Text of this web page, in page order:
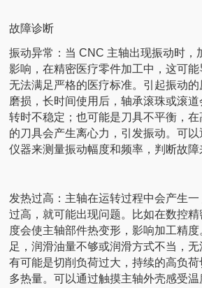
故障诊断
振动异常：当 CNC 主轴出现振动时，
影响，在精密医疗零件加工中，这可能
无法满足严格的医疗标准。引起振动
磨损，长时间使用后，轴承滚珠或滚
转时不稳定；也可能是刀具不平衡，
的刀具会产生离心力，引发振动。可
仪器来测量振动幅度和频率，判断故障
发热过高：主轴在运转过程中会产生
过高，就可能出现问题。比如在数控
度会使主轴部件热变形，影响加工精
足，润滑油量不够或润滑方式不当，
有可能是切削负荷过大，持续的高负
多热量。可以通过触摸主轴外壳感受